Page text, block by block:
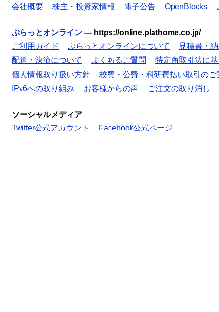
会社概要 株主・投資家情報 電子公告 OpenBlocks
ぷらっとオンライン — https://online.plathome.co.jp/
ご利用ガイド
ぷらっとオンラインについて
見積書・
配送・決済について
よくあるご質問
特定商取引法に
個人情報取り扱い方針
校費・公費・科研費払い取引のご
IPv6への取り組み
お客様からの声 ご注文の取り消し
ソーシャルメディア
Twitter公式アカウント
Facebook公式ページ